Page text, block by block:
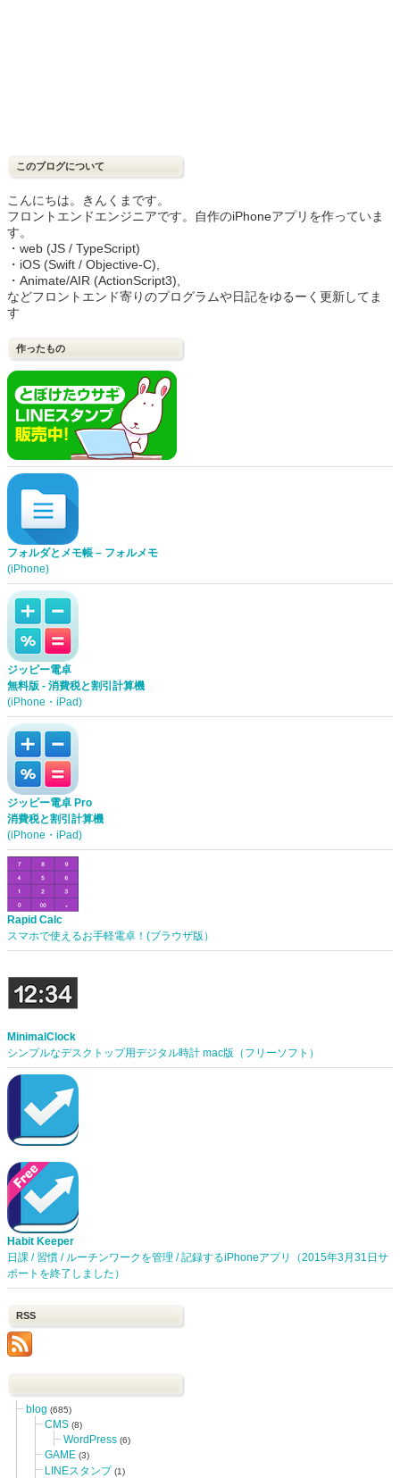
このブログについて
こんにちは。きんくまです。
フロントエンドエンジニアです。自作のiPhoneアプリを作っていま
す。
・web (JS / TypeScript)
・iOS (Swift / Objective-C),
・Animate/AIR (ActionScript3),
などフロントエンド寄りのプログラムや日記をゆるーく更新してま
す
作ったもの
フォルダとメモ帳 – フォルメモ
(iPhone)
ジッピー電卓
無料版 - 消費税と割引計算機
(iPhone・iPad)
ジッピー電卓 Pro
消費税と割引計算機
(iPhone・iPad)
Rapid Calc
スマホで使えるお手軽電卓！(ブラウザ版）
MinimalClock
シンプルなデスクトップ用デジタル時計 mac版（フリーソフト）
Habit Keeper
日課 / 習慣 / ルーチンワークを管理 / 記録するiPhoneアプリ（2015年3月31日サ
ポートを終了しました）
RSS
blog (685)
CMS (8)
WordPress (6)
GAME (3)
LINEスタンプ (1)